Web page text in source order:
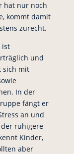
hat nur noch
kommt damit
zurecht.
ist
und
sich mit
In der
fängt er
an und
ruhigere
Kinder,
aber